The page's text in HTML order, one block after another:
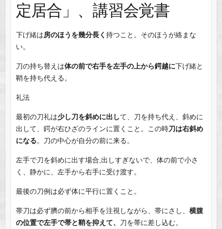
定居合」、講習会覚書
下げ緒は房のほうを幾分長く 持つこと。そのほうが絡まな
い。
刀の持ち替えは体の前で右手を左手の上から鍔越に下げ緒と
鞘を持ち代える。
礼法
最初の刀礼は少し刀を斜めに出して、刀を持ち代え、斜めに
出して、鍔が右ひざのラインに置くこと。この時刀は右斜め
になる。刀の中心が自分の前に来る。
左手で刀を斜めに出す場合,出しすぎないで、体の前で小さ
く、静かに、左手から右手に受け渡す。
最後の刀例は必ず体に平行に置くこと。
帯刀は必ず臍の前から相手を注視しながら、帯にさし、 横腹
の位置で左手で帯と鞘を抑えて、 刀を帯に差し込む。